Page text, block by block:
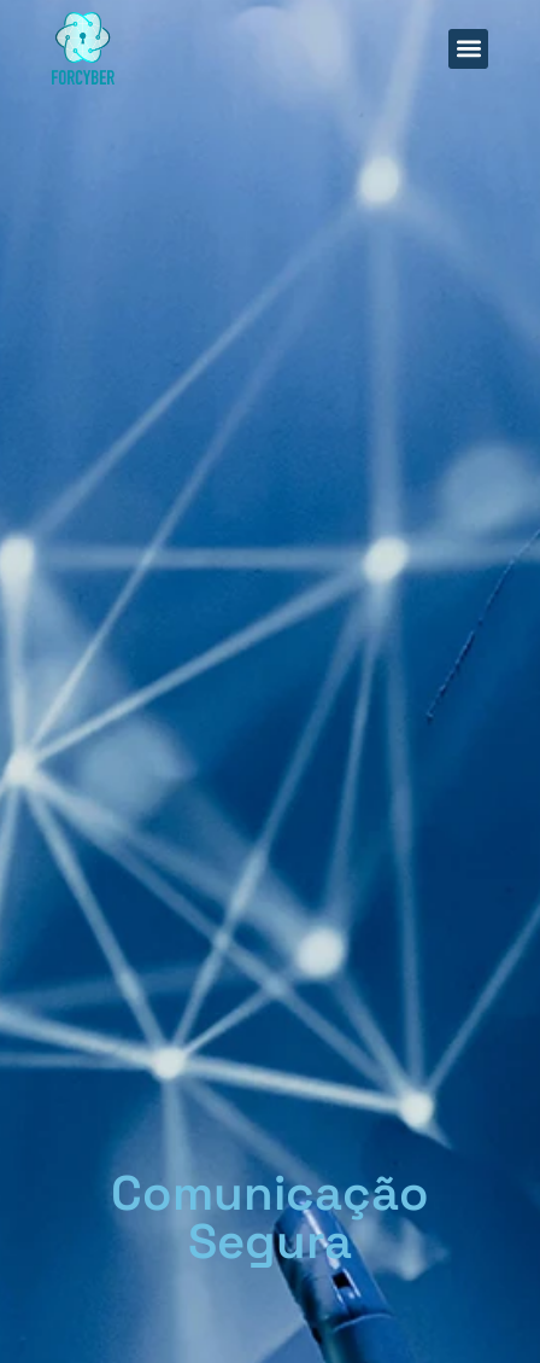
Comunicação
Segura